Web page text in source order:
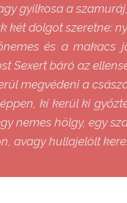
gyilkosa a
két dolgot szeretne:
és a makacs
Sexert báró az
megvédeni a
ki kerül ki
nemes hölgy, egy
avagy hullajelölt